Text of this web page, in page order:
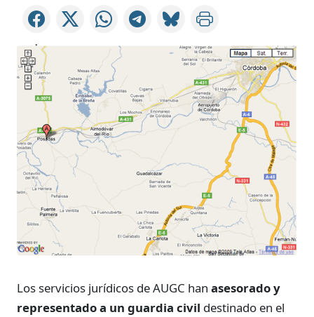
Los servicios jurídicos de AUGC han asesorado y
representado a un guardia civil destinado en el